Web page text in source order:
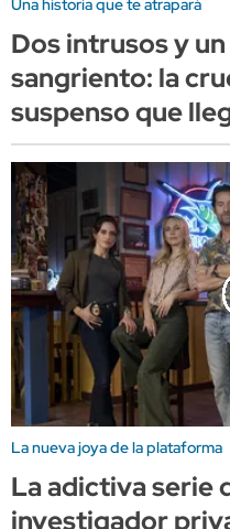
Una historia que te atrapará
Dos intrusos y
sangriento: la
suspenso que
La nueva joya de la plataforma
La adictiva serie
investigador